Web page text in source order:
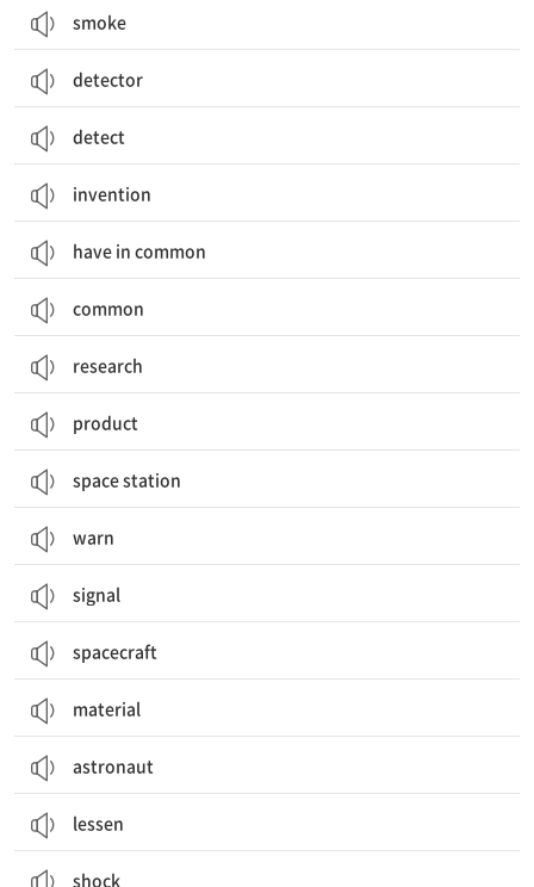
smoke
detector
detect
invention
have in common
common
research
product
space station
warn
signal
spacecraft
material
astronaut
lessen
shock